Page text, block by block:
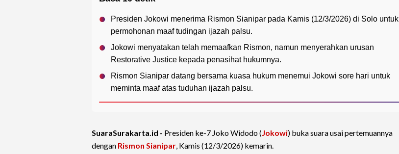
Presiden Jokowi menerima Rismon Sianipar pada Kamis (12/3/2026) di Solo untuk
permohonan maaf tudingan ijazah palsu.
Jokowi menyatakan telah memaafkan Rismon, namun menyerahkan urusan
Restorative Justice kepada penasihat hukumnya.
Rismon Sianipar datang bersama kuasa hukum menemui Jokowi sore hari untuk
meminta maaf atas tuduhan ijazah palsu.
SuaraSurakarta.id - Presiden ke-7 Joko Widodo (Jokowi) buka suara usai pertemuannya
dengan Rismon Sianipar, Kamis (12/3/2026) kemarin.